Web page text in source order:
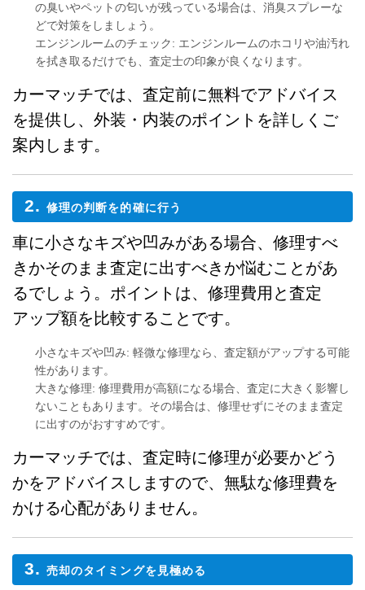
の臭いやペットの匂いが残っている場合は、消臭スプレーな
どで対策をしましょう。
エンジンルームのチェック: エンジンルームのホコリや油汚れ
を拭き取るだけでも、査定士の印象が良くなります。
カーマッチでは、査定前に無料でアドバイス
を提供し、外装・内装のポイントを詳しくご
案内します。
2.修理の判断を的確に行う
車に小さなキズや凹みがある場合、修理すべ
きかそのまま査定に出すべきか悩むことがあ
るでしょう。ポイントは、修理費用と査定
アップ額を比較することです。
小さなキズや凹み: 軽微な修理なら、査定額がアップする可能
性があります。
大きな修理: 修理費用が高額になる場合、査定に大きく影響し
ないこともあります。その場合は、修理せずにそのまま査定
に出すのがおすすめです。
カーマッチでは、査定時に修理が必要かどう
かをアドバイスしますので、無駄な修理費を
かける心配がありません。
3.売却のタイミングを見極める